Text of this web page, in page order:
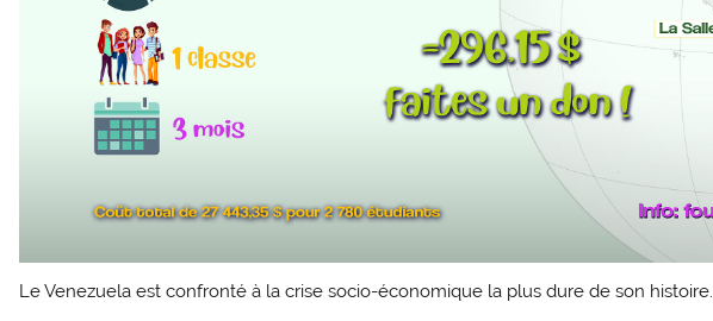
Le Venezuela est confronté à la crise socio-économique la plus dure de son histoire.